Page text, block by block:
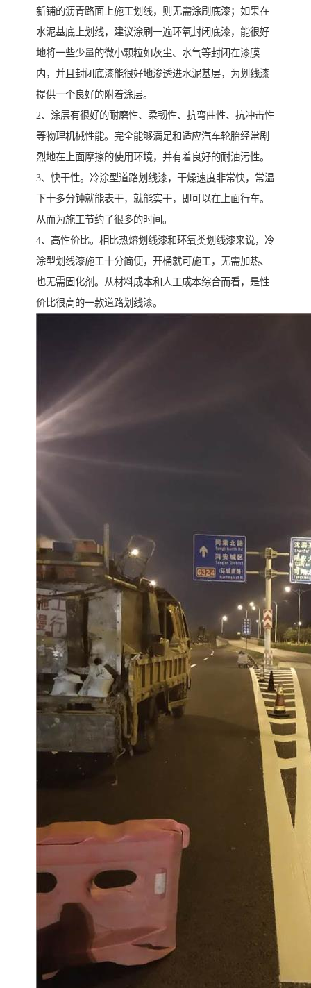
新铺的沥青路面上施工划线，则无需涂刷底漆；如果在
水泥基底上划线，建议涂刷一遍环氧封闭底漆，能很好
地将一些少量的微小颗粒如灰尘、水气等封闭在漆膜
内，并且封闭底漆能很好地渗透进水泥基层，为划线漆
提供一个良好的附着涂层。
2、涂层有很好的耐磨性、柔韧性、抗弯曲性、抗冲击性
等物理机械性能。完全能够满足和适应汽车轮胎经常剧
烈地在上面摩擦的使用环境，并有着良好的耐油污性。
3、快干性。冷涂型道路划线漆，干燥速度非常快，常温
下十多分钟就能表干，就能实干，即可以在上面行车。
从而为施工节约了很多的时间。
4、高性价比。相比热熔划线漆和环氧类划线漆来说，冷
涂型划线漆施工十分简便，开桶就可施工，无需加热、
也无需固化剂。从材料成本和人工成本综合而看，是性
价比很高的一款道路划线漆。